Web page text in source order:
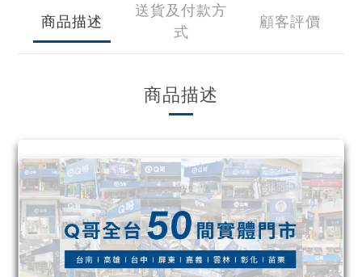
商品描述
送貨及付款方
式
顧客評價
商品描述